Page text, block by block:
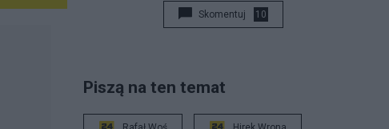
Skomentuj 10
Piszą na ten temat